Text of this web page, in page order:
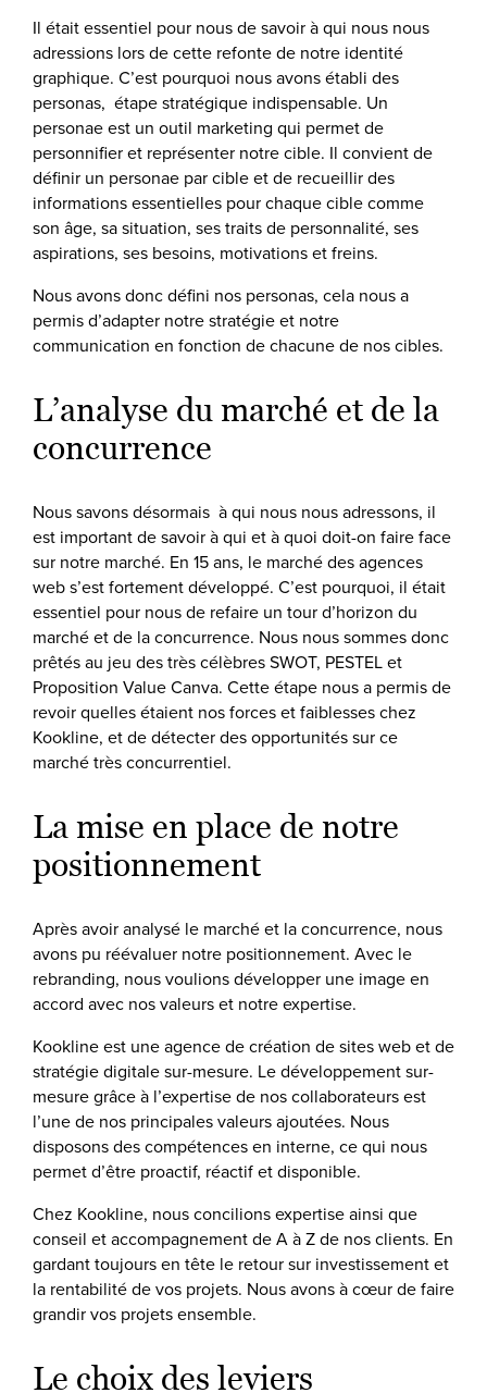
Il était essentiel pour nous de savoir à qui nous nous
adressions lors de cette refonte de notre identité
graphique. C’est pourquoi nous avons établi des
personas, étape stratégique indispensable. Un
personae est un outil marketing qui permet de
personnifier et représenter notre cible. Il convient de
définir un personae par cible et de recueillir des
informations essentielles pour chaque cible comme
son âge, sa situation, ses traits de personnalité, ses
aspirations, ses besoins, motivations et freins.
Nous avons donc défini nos personas, cela nous a
permis d’adapter notre stratégie et notre
communication en fonction de chacune de nos cibles.
L’analyse du marché et de la
concurrence
Nous savons désormais à qui nous nous adressons, il
est important de savoir à qui et à quoi doit-on faire face
sur notre marché. En 15 ans, le marché des agences
web s’est fortement développé. C’est pourquoi, il était
essentiel pour nous de refaire un tour d’horizon du
marché et de la concurrence. Nous nous sommes donc
prêtés au jeu des très célèbres SWOT, PESTEL et
Proposition Value Canva. Cette étape nous a permis de
revoir quelles étaient nos forces et faiblesses chez
Kookline, et de détecter des opportunités sur ce
marché très concurrentiel.
La mise en place de notre
positionnement
Après avoir analysé le marché et la concurrence, nous
avons pu réévaluer notre positionnement. Avec le
rebranding, nous voulions développer une image en
accord avec nos valeurs et notre expertise.
Kookline est une agence de création de sites web et de
stratégie digitale sur-mesure. Le développement sur-
mesure grâce à l’expertise de nos collaborateurs est
l’une de nos principales valeurs ajoutées. Nous
disposons des compétences en interne, ce qui nous
permet d’être proactif, réactif et disponible.
Chez Kookline, nous concilions expertise ainsi que
conseil et accompagnement de A à Z de nos clients. En
gardant toujours en tête le retour sur investissement et
la rentabilité de vos projets. Nous avons à cœur de faire
grandir vos projets ensemble.
Le choix des leviers